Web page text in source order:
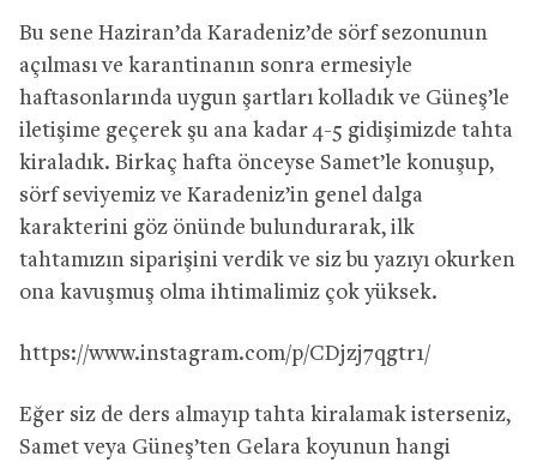
Bu sene Haziran’da Karadeniz’de sörf sezonunun
açılması ve karantinanın sonra ermesiyle
haftasonlarında uygun şartları kolladık ve Güneş’le
iletişime geçerek şu ana kadar 4-5 gidişimizde tahta
kiraladık. Birkaç hafta önceyse Samet’le konuşup,
sörf seviyemiz ve Karadeniz’in genel dalga
karakterini göz önünde bulundurarak, ilk
tahtamızın siparişini verdik ve siz bu yazıyı okurken
ona kavuşmuş olma ihtimalimiz çok yüksek.
https://www.instagram.com/p/CDjzj7qgtr1/
Eğer siz de ders almayıp tahta kiralamak isterseniz,
Samet veya Güneş’ten Gelara koyunun hangi